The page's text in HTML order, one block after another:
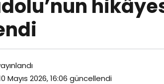
Mayıs 2026, 16:06 güncellendi